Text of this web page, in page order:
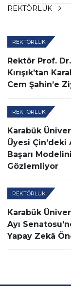
REKTÖRLÜK
REKTÖRLÜK
Rektör Prof.
Kırışık’tan
Cem Şahin’e
REKTÖRLÜK
Karabük
Üyesi
Başarı
Gözlemliyor
REKTÖRLÜK
Karabük
Ayı
Yapay Zekâ